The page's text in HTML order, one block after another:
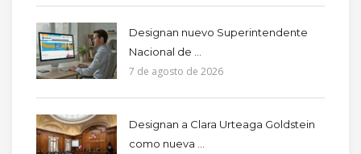
Designan nuevo Superintendente
Nacional de ...
7 de agosto de 2026
Designan a Clara Urteaga Goldstein
como nueva ...